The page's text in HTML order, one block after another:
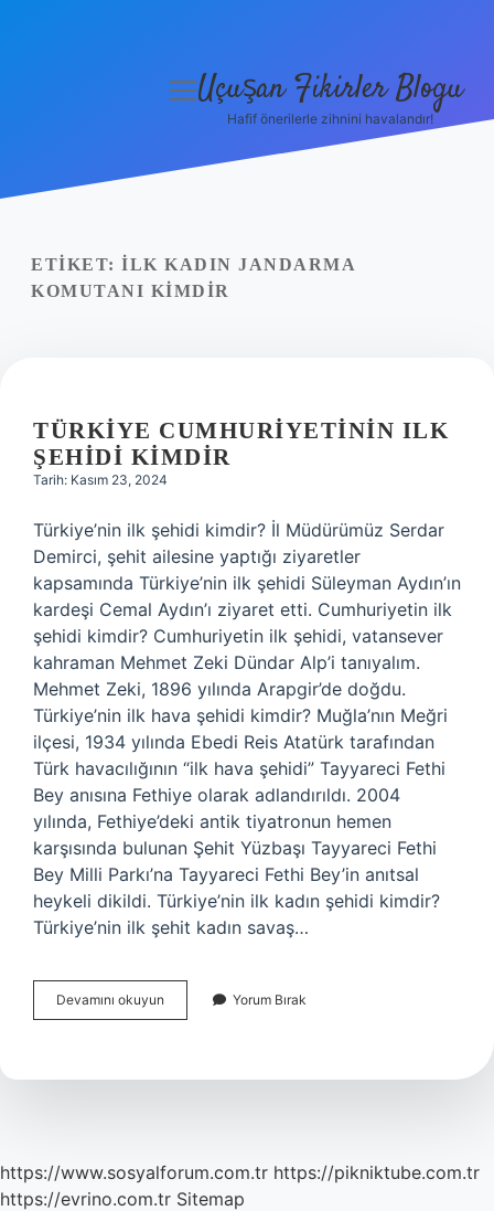
Yasal Uyarı
menüyü
Uçuşan Fikirler Blogu
Hafif önerilerle zihnini havalandır!
ETIKET: İLK KADIN JANDARMA
KOMUTANI KIMDIR
TÜRKIYE CUMHURIYETININ ILK
ŞEHIDI KIMDIR
Tarih: Kasım 23, 2024
Türkiye’nin ilk şehidi kimdir? İl Müdürümüz Serdar
Demirci, şehit ailesine yaptığı ziyaretler
kapsamında Türkiye’nin ilk şehidi Süleyman Aydın’ın
kardeşi Cemal Aydın’ı ziyaret etti. Cumhuriyetin ilk
şehidi kimdir? Cumhuriyetin ilk şehidi, vatansever
kahraman Mehmet Zeki Dündar Alp’i tanıyalım.
Mehmet Zeki, 1896 yılında Arapgir’de doğdu.
Türkiye’nin ilk hava şehidi kimdir? Muğla’nın Meğri
ilçesi, 1934 yılında Ebedi Reis Atatürk tarafından
Türk havacılığının “ilk hava şehidi” Tayyareci Fethi
Bey anısına Fethiye olarak adlandırıldı. 2004
yılında, Fethiye’deki antik tiyatronun hemen
karşısında bulunan Şehit Yüzbaşı Tayyareci Fethi
Bey Milli Parkı’na Tayyareci Fethi Bey’in anıtsal
heykeli dikildi. Türkiye’nin ilk kadın şehidi kimdir?
Türkiye’nin ilk şehit kadın savaş…
Devamını okuyun
Cumhuriyetinin
Kimdir
Yorum Bırak
https://www.sosyalforum.com.tr https://pikniktube.com.tr
https://evrino.com.tr Sitemap